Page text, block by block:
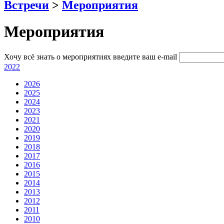
Встречи > Мероприятия
Мероприятия
Хочу всё знать о мероприятиях введите ваш e-mail
2022
2026
2025
2024
2023
2021
2020
2019
2018
2017
2016
2015
2014
2013
2012
2011
2010